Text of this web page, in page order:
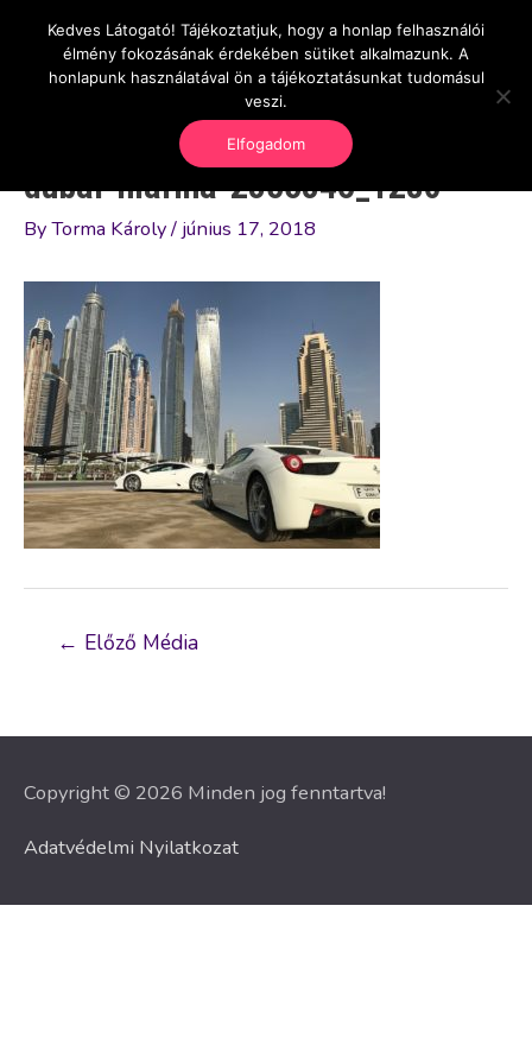
content
OnlineSeedsMan
Üzlet és szabadság
Main
dubai-marina-2355346_1280
ByTorma Károly/ június 17, 2018
Bejegyzés
← Előző Média
Copyright © 2026 Minden jog fenntartva!
Adatvédelmi Nyilatkozat
Kedves Látogató! Tájékoztatjuk, hogy a honlap felhasználói
élmény fokozásának érdekében sütiket alkalmazunk. A
honlapunk használatával ön a tájékoztatásunkat tudomásul
veszi.
Elfogadom